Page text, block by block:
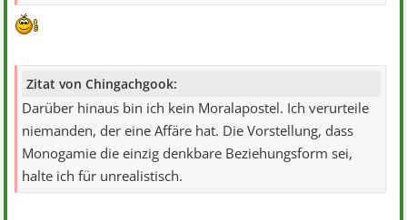
Zitat von Chingachgook:
Darüber hinaus bin ich kein Moralapostel. Ich verurteile
niemanden, der eine Affäre hat. Die Vorstellung, dass
Monogamie die einzig denkbare Beziehungsform sei,
halte ich für unrealistisch.